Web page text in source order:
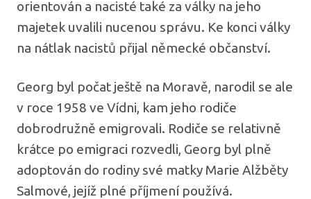
orientován a nacisté také za války na jeho
majetek uvalili nucenou správu. Ke konci války
na nátlak nacistů přijal německé občanství.
Georg byl počat ještě na Moravě, narodil se ale
v roce 1958 ve Vídni, kam jeho rodiče
dobrodružně emigrovali. Rodiče se relativně
krátce po emigraci rozvedli, Georg byl plně
adoptován do rodiny své matky Marie Alžběty
Salmové, jejíž plné příjmení používá.